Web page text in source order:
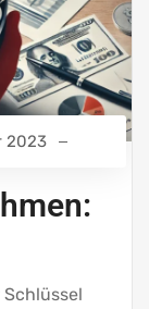
2023